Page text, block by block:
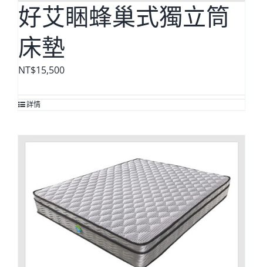
好艾睏蜂巢式獨立筒
床墊
NT$15,500
詳情